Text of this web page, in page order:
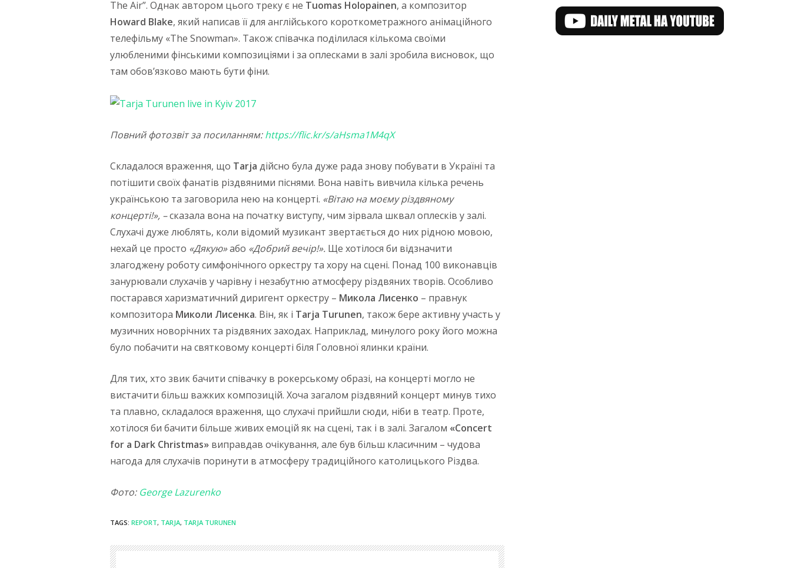
The Air”. Однак автором цього треку є не Tuomas Holopainen, а композитор
Howard Blake, який написав її для англійського короткометражного анімаційного
телефільму «The Snowman». Також співачка поділилася кількома своїми
улюбленими фінськими композиціями і за оплесками в залі зробила висновок, що
там обов’язково мають бути фіни.
Повний фотозвіт за посиланням:https://flic.kr/s/aHsma1M4qX
Складалося враження, що Tarja дійсно була дуже рада знову побувати в Україні та
потішити своїх фанатів різдвяними піснями. Вона навіть вивчила кілька речень
українською та заговорила нею на концерті. «Вітаю на моєму різдвяному
концерті!», –сказала вона на початку виступу, чим зірвала шквал оплесків у залі.
Слухачі дуже люблять, коли відомий музикант звертається до них рідною мовою,
нехай це просто «Дякую»або «Добрий вечір!». Ще хотілося би відзначити
злагоджену роботу симфонічного оркестру та хору на сцені. Понад 100 виконавців
занурювали слухачів у чарівну і незабутню атмосферу різдвяних творів. Особливо
постарався харизматичний диригент оркестру – Микола Лисенко – правнук
композитора Миколи Лисенка. Він, як і Tarja Turunen, також бере активну участь у
музичних новорічних та різдвяних заходах. Наприклад, минулого року його можна
було побачити на святковому концерті біля Головної ялинки країни.
Для тих, хто звик бачити співачку в рокерському образі, на концерті могло не
вистачити більш важких композицій. Хоча загалом різдвяний концерт минув тихо
та плавно, складалося враження, що слухачі прийшли сюди, ніби в театр. Проте,
хотілося би бачити більше живих емоцій як на сцені, так і в залі. Загалом «Concert
for a Dark Christmas» виправдав очікування, але був більш класичним – чудова
нагода для слухачів поринути в атмосферу традиційного католицького Різдва.
Фото: George Lazurenko
TAGS: REPORT, TARJA, TARJA TURUNEN